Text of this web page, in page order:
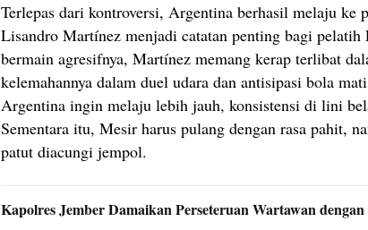
Terlepas dari kontroversi, Argentina berhasil melaju ke
Lisandro Martínez menjadi catatan penting bagi
bermain agresifnya, Martínez memang kerap terlibat
kelemahannya dalam duel udara dan antisipasi bola
Argentina ingin melaju lebih jauh, konsistensi di lini
Sementara itu, Mesir harus pulang dengan rasa pahit,
patut diacungi jempol.
Kapolres Jember Damaikan Perseteruan Wartawan